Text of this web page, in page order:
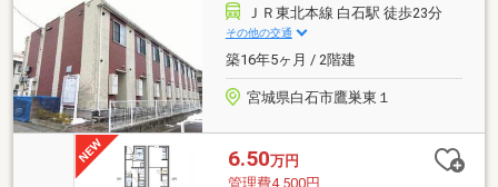
ＪＲ東北本線 白石駅 徒歩23分
その他の交通
築16年5ヶ月 / 2階建
宮城県白石市鷹巣東１
6.50万円
管理費4,500円